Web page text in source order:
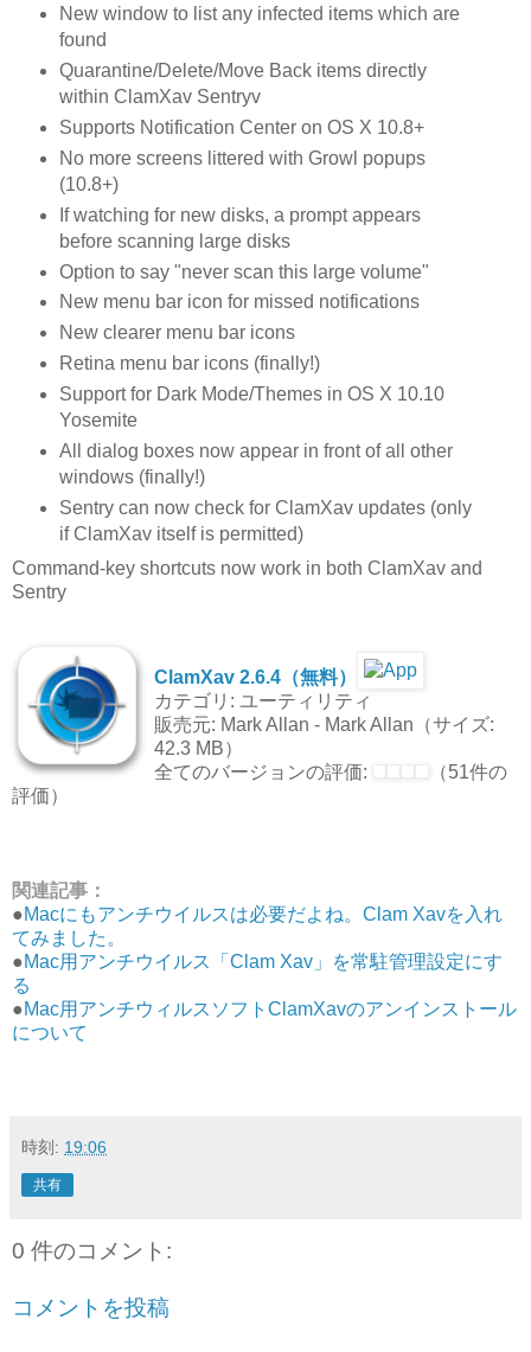
New window to list any infected items which are
found
Quarantine/Delete/Move Back items directly
within ClamXav Sentryv
Supports Notification Center on OS X 10.8+
No more screens littered with Growl popups
(10.8+)
If watching for new disks, a prompt appears
before scanning large disks
Option to say "never scan this large volume"
New menu bar icon for missed notifications
New clearer menu bar icons
Retina menu bar icons (finally!)
Support for Dark Mode/Themes in OS X 10.10
Yosemite
All dialog boxes now appear in front of all other
windows (finally!)
Sentry can now check for ClamXav updates (only
if ClamXav itself is permitted)
Command-key shortcuts now work in both ClamXav and
Sentry
ClamXav 2.6.4（無料）
カテゴリ: ユーティリティ
販売元: Mark Allan - Mark Allan（サイズ:
42.3 MB）
全てのバージョンの評価:
（51件の
評価）
関連記事：
●Macにもアンチウイルスは必要だよね。Clam Xavを入れ
てみました。
●Mac用アンチウイルス「Clam Xav」を常駐管理設定にす
る
●Mac用アンチウィルスソフトClamXavのアンインストール
について
時刻: 19:06
共有
0 件のコメント:
コメントを投稿